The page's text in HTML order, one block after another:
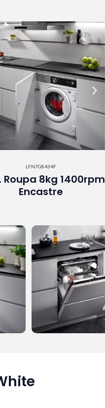
LFN7G8434F
Roupa 8kg 1400rpm
Encastre